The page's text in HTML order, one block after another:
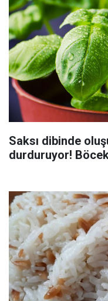
Saksı dibinde
durduruyor!